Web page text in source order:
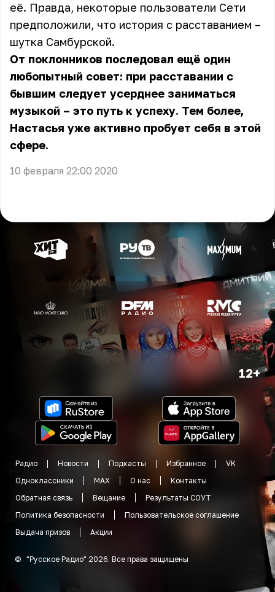
её. Правда, некоторые пользователи Сети
предположили, что история с расставанием –
шутка Самбурской.
От поклонников последовал ещё один
любопытный совет: при расставании с
бывшим следует усерднее заниматься
музыкой – это путь к успеху. Тем более,
Настасья уже активно пробует себя в этой
сфере.
10 февраля 22:00 2020
12+
Радио Новости Подкасты Избранное
VK
Одноклассники
MAX О нас
Контакты
Обратная связь
Вещание
Результаты СОУТ
Политика безопасности
Пользовательское соглашение
Выдача призов
Акции
© "Русское Радио" 2026. Все права защищены